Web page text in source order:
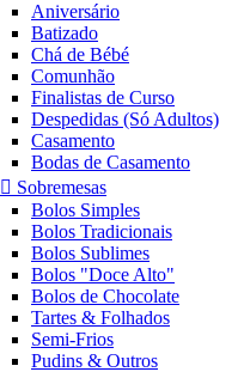
Aniversário
Batizado
Chá de Bébé
Comunhão
Finalistas de Curso
Despedidas (Só Adultos)
Casamento
Bodas de Casamento
 Sobremesas
Bolos Simples
Bolos Tradicionais
Bolos Sublimes
Bolos "Doce Alto"
Bolos de Chocolate
Tartes & Folhados
Semi-Frios
Pudins & Outros